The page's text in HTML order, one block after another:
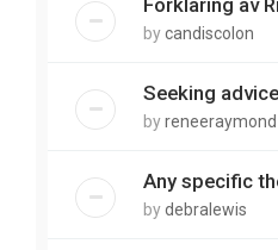
bycandiscolon
Seeking advice
byreneeraymond
Any specific
bydebralewis